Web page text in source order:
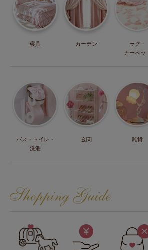
寝具 カーテン
ラグ・
カーペッ
バス・トイレ・
洗濯
玄関 雑貨